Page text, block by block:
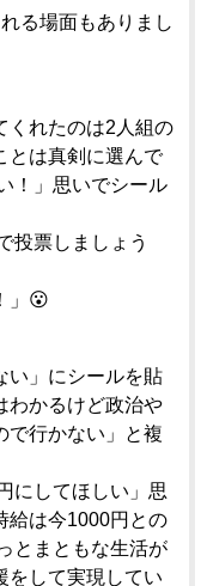
る場面もありまし
くれたのは2人組の
とは真剣に選んで
！」思いでシール
投票しましょう
」😮
い」にシールを貼
わかるけど政治や
で行かない」と複
にしてほしい」思
給は今1000円との
とまともな生活が
をして実現してい